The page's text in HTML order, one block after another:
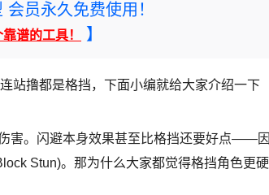
员永久免费使用！
谱的工具！ 】
站撸都是格挡，下面小编就给大家介绍一下
害。闪避本身效果甚至比格挡还要好点——因
Stun)。那为什么大家都觉得格挡角色更硬